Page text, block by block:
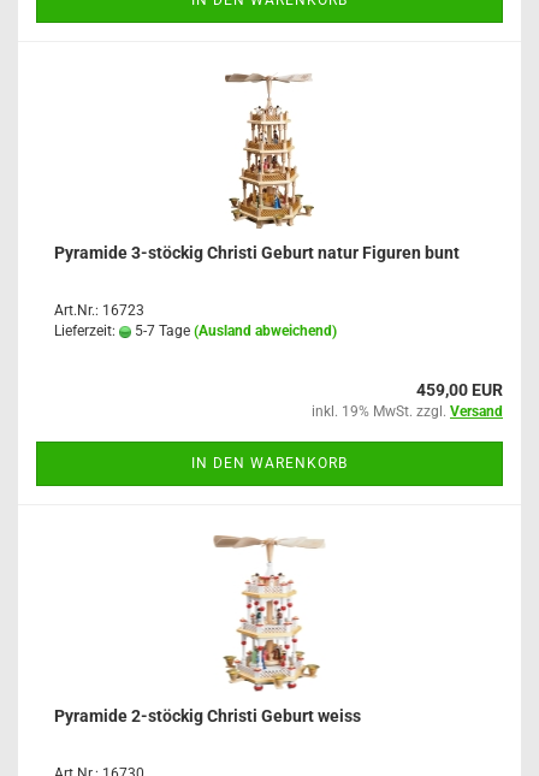
Pyramide 3-stöckig Christi Geburt natur Figuren bunt
Art.Nr.: 16723
Lieferzeit:
5-7 Tage (Ausland abweichend)
459,00 EUR
inkl. 19% MwSt. zzgl. Versand
IN DEN WARENKORB
Pyramide 2-stöckig Christi Geburt weiss